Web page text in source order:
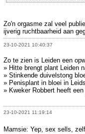
Zo'n orgasme zal veel
ijverig ruchtbaarheid aan
23-10-2021 10:40:37
Zo te zien is Leiden een
» Hitte brengt plant Leiden
» Stinkende duivelstong
» Penisplant in bloei in
» Kweker Robbert heeft
23-10-2021 11:19:14
Mamsie: Yep, sex sells,